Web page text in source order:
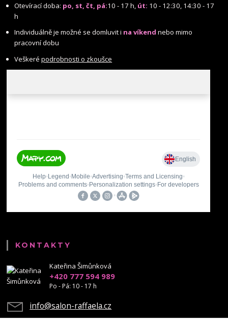
Otevírací doba: po, st, čt, pá:10 - 17 h, út: 10 - 12:30, 14:30 - 17
h
Individuálně je možné se domluvit i na víkend nebo mimo
pracovní dobu
Veškerépodrobnosti o zkoušce
KONTAKTY
Kateřina Šimůnková
+420 777 594 989
Po - Pá: 10 - 17 h
info@salon-raffaela.cz